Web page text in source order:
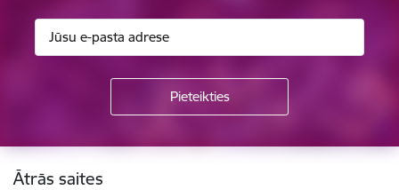
Kājene
Ātrās saites